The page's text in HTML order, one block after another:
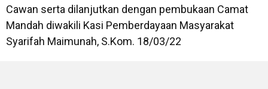
Cawan serta dilanjutkan dengan pembukaan Camat
Mandah diwakili Kasi Pemberdayaan Masyarakat
Syarifah Maimunah, S.Kom. 18/03/22